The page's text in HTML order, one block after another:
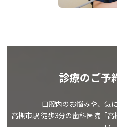
診療のご予
口腔内のお悩みや、気
高槻市駅 徒歩3分の歯科医院「